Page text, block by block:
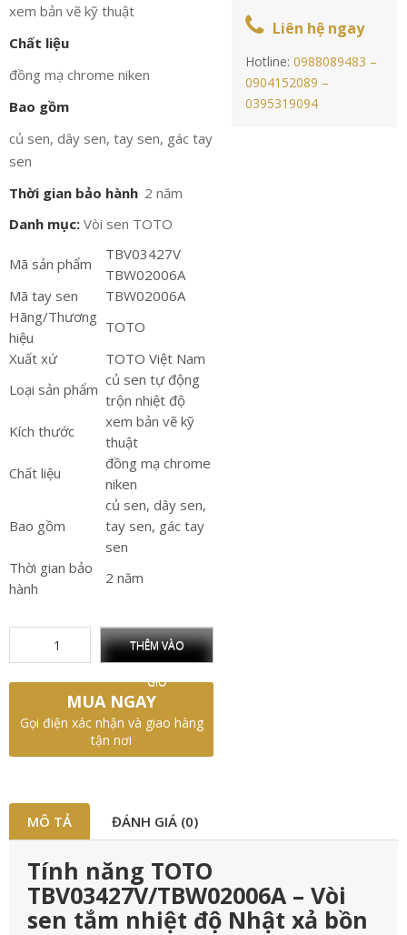
xem bản vẽ kỹ thuật
Chất liệu
đồng mạ chrome niken
Bao gồm
củ sen, dây sen, tay sen, gác tay
sen
Thời gian bảo hành 2 năm
Danh mục: Vòi sen TOTO
Mã sản phẩm
TBV03427V
TBW02006A
Mã tay sen
TBW02006A
Hãng/Thương
hiệu
TOTO
Xuất xứ
TOTO Việt Nam
Loại sản phẩm
củ sen tự động
trộn nhiệt độ
Kích thước
xem bản vẽ kỹ
thuật
Chất liệu
đồng mạ chrome
niken
Bao gồm
củ sen, dây sen,
tay sen, gác tay
sen
Thời gian bảo
hành
2 năm
THÊM VÀO
GIỎ
MUA NGAY
Gọi điện xác nhận và giao hàng
tận nơi
Liên hệ ngay
Hotline:0988089483 –
0904152089 –
0395319094
MÔ TẢ ĐÁNH GIÁ (0)
Tính năng TOTO
TBV03427V/TBW02006A – Vòi
sen tắm nhiệt độ Nhật xả bồn